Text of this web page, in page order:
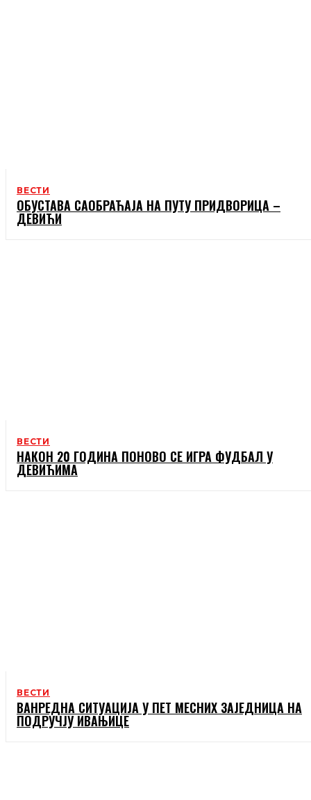
ВЕСТИ
ОБУСТАВА САОБРАЋАЈА НА ПУТУ ПРИДВОРИЦА –
ДЕВИЋИ
ВЕСТИ
НАКОН 20 ГОДИНА ПОНОВО СЕ ИГРА ФУДБАЛ У
ДЕВИЋИМА
ВЕСТИ
ВАНРЕДНА СИТУАЦИЈА У ПЕТ МЕСНИХ ЗАЈЕДНИЦА НА
ПОДРУЧЈУ ИВАЊИЦЕ